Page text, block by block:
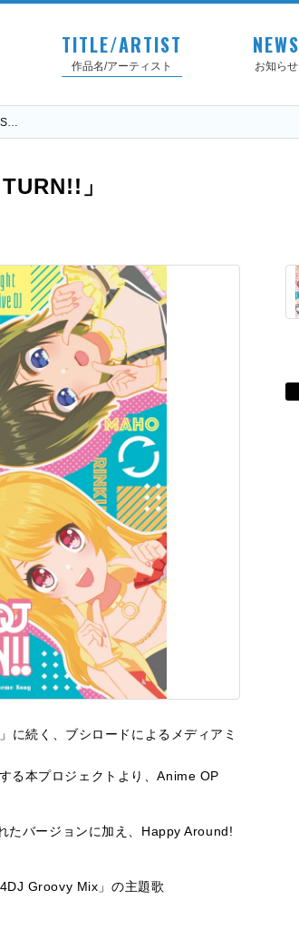
TITLE/ARTIST
作品名/アーティスト
NEWS
お知らせ
S…
」
に続く、ブシロードによるメディアミ
る本プロジェクトより、Anime OP
たバージョンに加え、Happy Around!
Groovy Mix」の主題歌